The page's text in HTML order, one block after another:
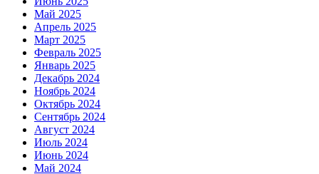
Май 2025
Апрель 2025
Март 2025
Февраль 2025
Январь 2025
Декабрь 2024
Ноябрь 2024
Октябрь 2024
Сентябрь 2024
Август 2024
Июль 2024
Июнь 2024
Май 2024